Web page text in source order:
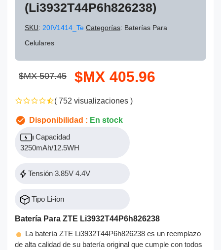
(Li3932T44P6h826238)
SKU: 20IV1414_Te Categorías: Baterías Para
Celulares
$MX 507.45 $MX 405.96
( 752 visualizaciones )
Disponibilidad : En stock
Capacidad
3250mAh/12.5WH
Tensión 3.85V 4.4V
Tipo Li-ion
Batería Para ZTE Li3932T44P6h826238
La batería ZTE Li3932T44P6h826238 es un reemplazo
de alta calidad de su batería original que cumple con todos